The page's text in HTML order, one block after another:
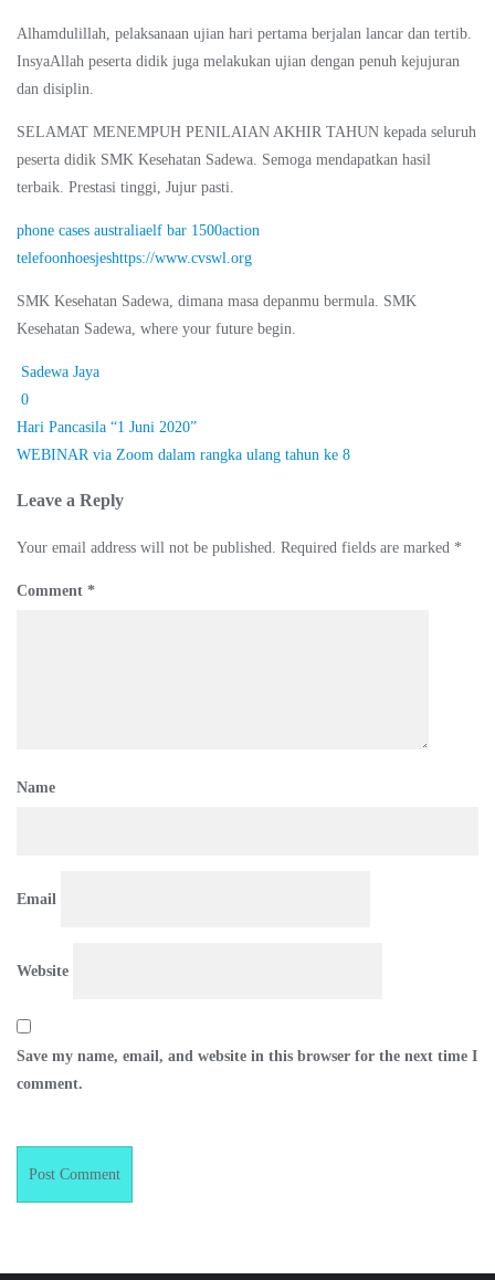
Alhamdulillah, pelaksanaan ujian hari pertama berjalan lancar dan tertib.
InsyaAllah peserta didik juga melakukan ujian dengan penuh kejujuran
dan disiplin.
SELAMAT MENEMPUH PENILAIAN AKHIR TAHUN kepada seluruh
peserta didik SMK Kesehatan Sadewa. Semoga mendapatkan hasil
terbaik. Prestasi tinggi, Jujur pasti.
phone cases australiaelf bar 1500action
telefoonhoesjeshttps://www.cvswl.org
SMK Kesehatan Sadewa, dimana masa depanmu bermula. SMK
Kesehatan Sadewa, where your future begin.
Sadewa Jaya
0
Post
navigation
Hari Pancasila “1 Juni 2020”
WEBINAR via Zoom dalam rangka ulang tahun ke 8
Leave a Reply
Your email address will not be published. Required fields are marked *
Comment *
Name
Email
Website
Save my name, email, and website in this browser for the next time I
comment.